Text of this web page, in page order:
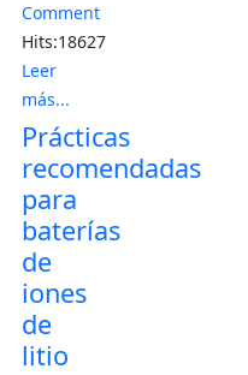
Comment
Hits:18627
Leer
más...
Prácticas
recomendadas
para
baterías
de
iones
de
litio